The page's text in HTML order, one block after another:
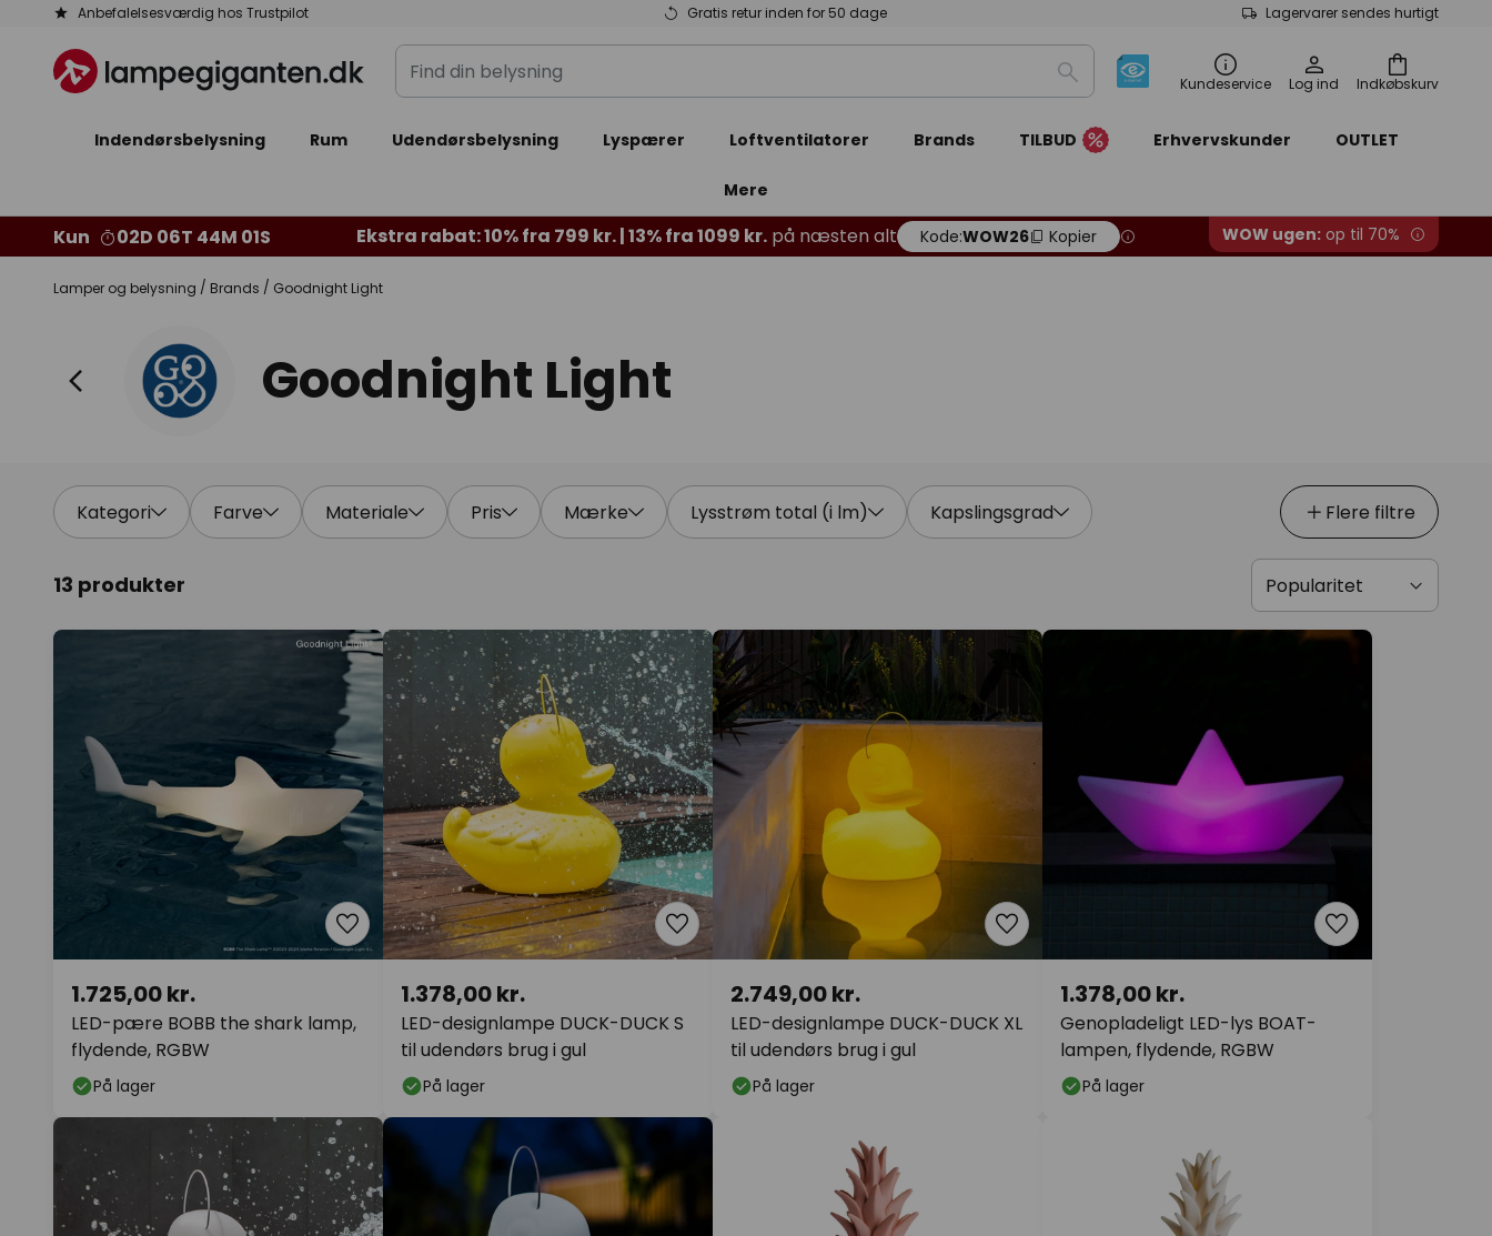
Anbefalelsesværdig hos Trustpilot Gratis retur inden for 50 dage Lagervarer sendes hurtigt
Skip
Content
Indkøbskurv
Find
din
Søg Kundeservice Log ind
Indendørsbelysning Rum Udendørsbelysning Lyspærer Loftventilatorer Brands TILBUD Erhvervskunder OUTLET
Mere
Kun 02D 06T 44M 00S Ekstra rabat: 10% fra 799 kr. | 13% fra 1099 kr. på næsten alt Kode:WOW26 Kopier WOW ugen: op til 70%
Lamper og belysning Brands Goodnight Light
Goodnight Light
Kategori Farve Materiale Pris Mærke Lysstrøm total (i lm) Kapslingsgrad Flere filtre
13 produkter
LED-pære BOBB the shark lamp,
flydende, RGBW
1.725,00 kr.
På lager
LED-designlampe DUCK-DUCK S
til udendørs brug i gul
1.378,00 kr.
På lager
LED-designlampe DUCK-DUCK XL
til udendørs brug i gul
2.749,00 kr.
På lager
Genopladeligt LED-lys BOAT-
lampen, flydende, RGBW
1.378,00 kr.
På lager